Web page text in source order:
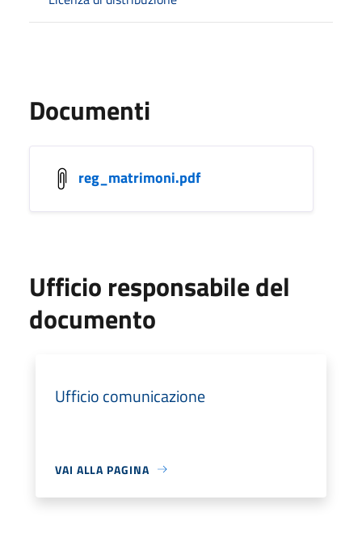
Documenti
reg_matrimoni.pdf
Ufficio responsabile del
documento
Ufficio comunicazione
VAI ALLA PAGINA